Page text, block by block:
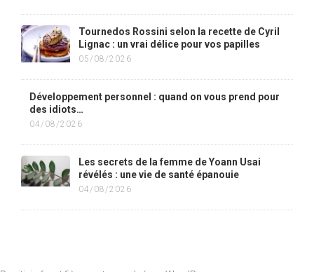
Tournedos Rossini selon la recette de Cyril
Lignac : un vrai délice pour vos papilles
05/08/2026
Développement personnel : quand on vous prend pour
des idiots…
04/08/2026
Les secrets de la femme de Yoann Usai
révélés : une vie de santé épanouie
04/08/2026